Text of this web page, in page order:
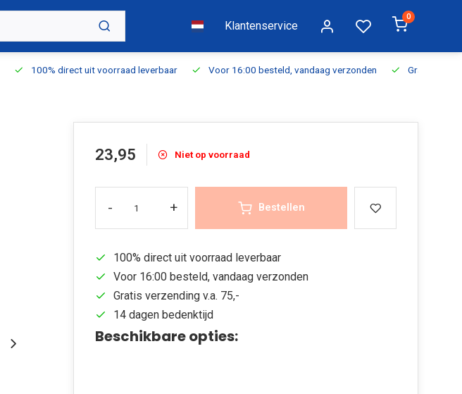
Klantenservice
0
100% direct uit voorraad leverbaar Voor 16:00 besteld, vandaag verzonden Gratis
23,95 Niet op voorraad
- + Bestellen
100% direct uit voorraad leverbaar
Voor 16:00 besteld, vandaag verzonden
Gratis verzending v.a. 75,-
14 dagen bedenktijd
Beschikbare opties: